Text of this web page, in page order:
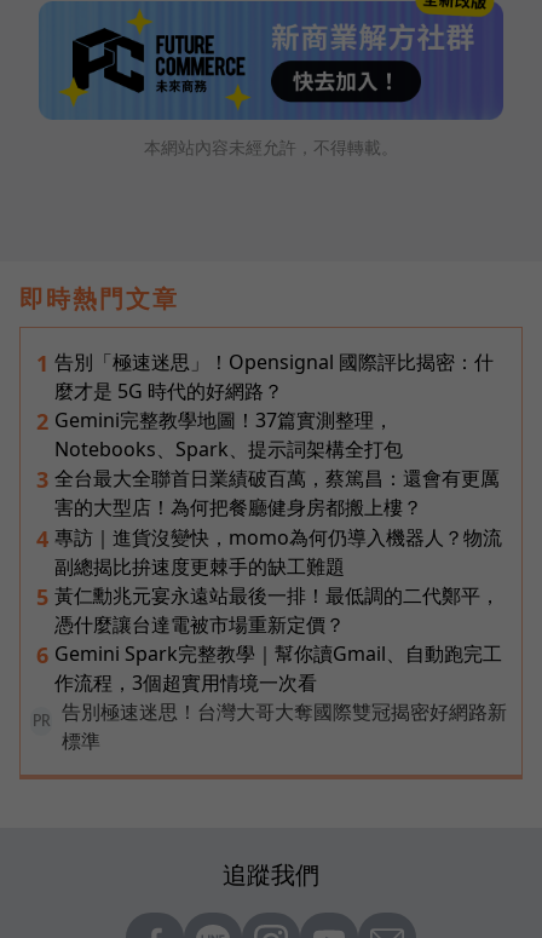
本網站內容未經允許，不得轉載。
即時熱門文章
1 告別「極速迷思」！Opensignal 國際評比揭密：什
麼才是 5G 時代的好網路？
2 Gemini完整教學地圖！37篇實測整理，
Notebooks、Spark、提示詞架構全打包
3 全台最大全聯首日業績破百萬，蔡篤昌：還會有更厲
害的大型店！為何把餐廳健身房都搬上樓？
4 專訪｜進貨沒變快，momo為何仍導入機器人？物流
副總揭比拚速度更棘手的缺工難題
5 黃仁勳兆元宴永遠站最後一排！最低調的二代鄭平，
憑什麼讓台達電被市場重新定價？
6 Gemini Spark完整教學｜幫你讀Gmail、自動跑完工
作流程，3個超實用情境一次看
PR
告別極速迷思！台灣大哥大奪國際雙冠揭密好網路新
標準
追蹤我們